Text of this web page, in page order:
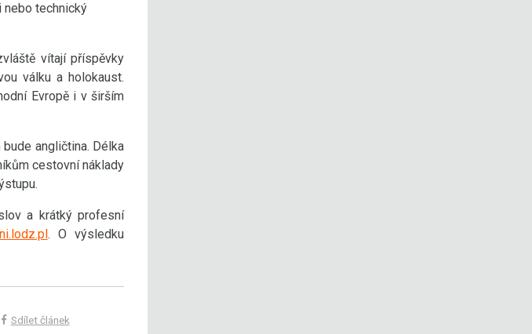
nebo technický
vítají příspěvky
válku a holokaust.
Evropě i v širším
angličtina. Délka
cestovní náklady
a krátký profesní
. O výsledku
Sdílet článek